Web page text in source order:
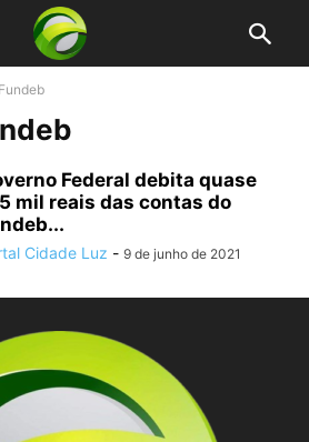
Federal debita quase
mil reais das contas do
Cidade Luz - 9 de junho de 2021